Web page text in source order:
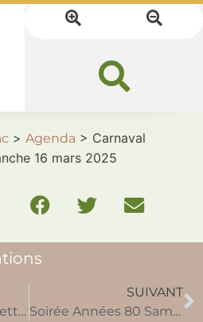
> Agenda > Carnaval
16 mars 2025
Distribution des galettes St Michel Vendredi 14 mars 2025
SUIVANT
Soirée Années 80 Samedi 12 avril 2025